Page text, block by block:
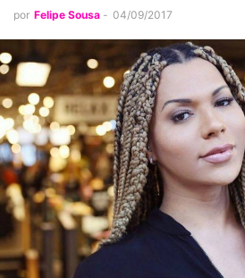
por Felipe Sousa - 04/09/2017